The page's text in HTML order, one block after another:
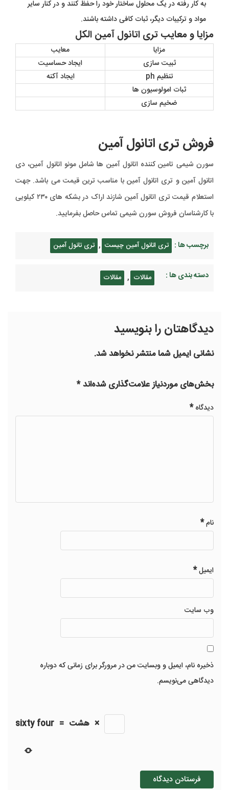
به کار رفته در یک محلول ساختار خود را حفظ کنند و در کنار سایر
مواد و ترکیبات دیگر، ثبات کافی داشته باشند.
مزایا و معایب تری اتانول آمین الکل
مزایا
معایب
ثبیت سازی
ایجاد حساسیت
تنظیم ph
ایجاد آکنه
ثبات امولوسیون ها
ضخیم سازی
فروش تری اتانول آمین
سورن شیمی تامین کننده اتانول آمین ها شامل مونو اتانول آمین، دی
اتانول آمین و تری اتانول آمین با مناسب ترین قیمت می باشد. جهت
استعلام قیمت تری اتانول آمین شازند اراک در بشکه های ۲۳۰ کیلویی
با کارشناسان فروش سورن شیمی تماس حاصل بفرمایید.
برچسب ها : تری اتانول آمین چیست , تری تانول آمین
دسته بندی ها : مقالات , مقالات
دیدگاهتان را بنویسید
نشانی ایمیل شما منتشر نخواهد شد.
بخش‌های موردنیاز علامت‌گذاری شده‌اند*
دیدگاه*
نام*
ایمیل*
وب‌ سایت
ذخیره نام، ایمیل و وبسایت من در مرورگر برای زمانی که دوباره
دیدگاهی می‌نویسم.
× هشت =
sixty four